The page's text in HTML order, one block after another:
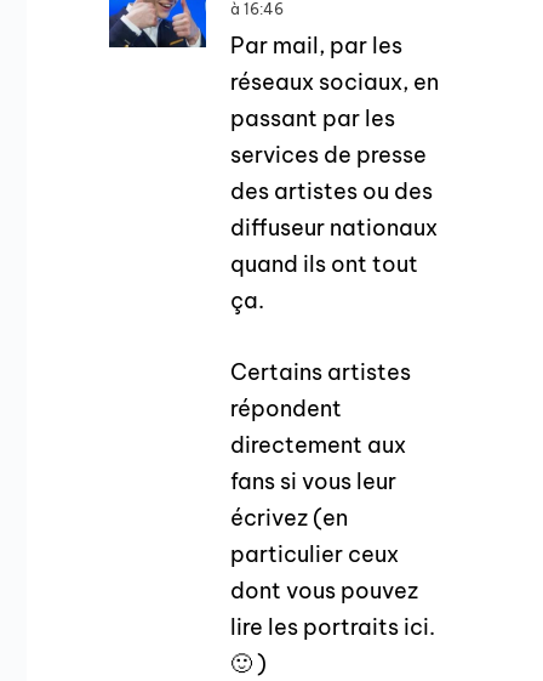
à 16:46
Par mail, par les
réseaux sociaux, en
passant par les
services de presse
des artistes ou des
diffuseur nationaux
quand ils ont tout
ça.
Certains artistes
répondent
directement aux
fans si vous leur
écrivez (en
particulier ceux
dont vous pouvez
lire les portraits ici.
🙂 )